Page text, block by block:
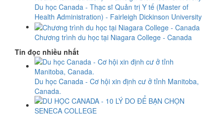
Du học Canada - Thạc sĩ Quản trị Y tế (Master of
Health Administration) - Fairleigh Dickinson University
Chương trình du học tại Niagara College - Canada
Tin đọc nhiều nhất
Du học Canada - Cơ hội xin định cư ở tỉnh Manitoba,
Canada.